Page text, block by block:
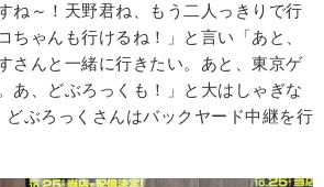
ね～！天野君ね、もう二人っきりで行
ちゃんも行けるね！」と言い「あと、
さんと一緒に行きたい。あと、東京ゲ
あ、どぶろっくも！」と大はしゃぎな
ぶろっくさんはバックヤード中継を行